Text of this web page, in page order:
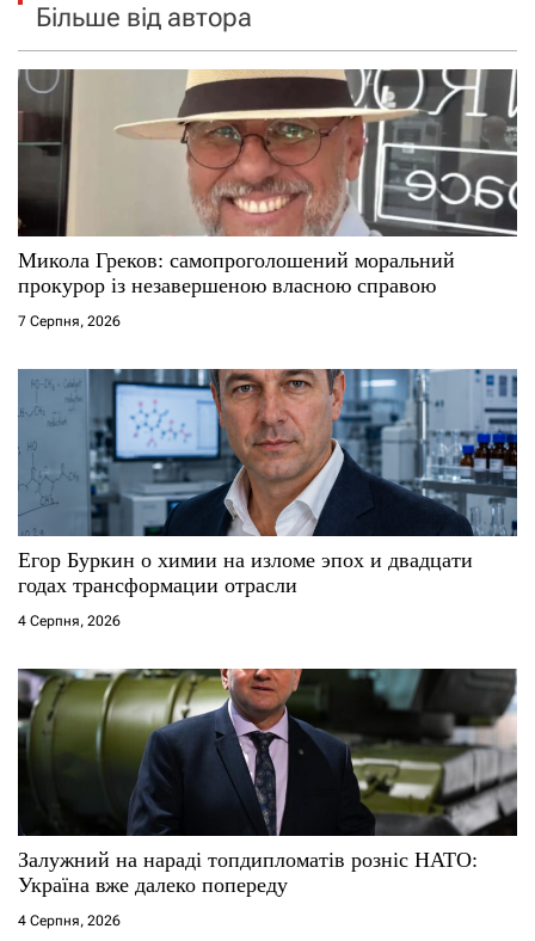
Більше від автора
Микола Греков: самопроголошений моральний
прокурор із незавершеною власною справою
7 Серпня, 2026
Егор Буркин о химии на изломе эпох и двадцати
годах трансформации отрасли
4 Серпня, 2026
Залужний на нараді топдипломатів розніс НАТО:
Україна вже далеко попереду
4 Серпня, 2026